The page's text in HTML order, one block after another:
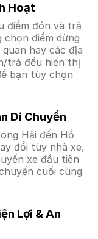
Hoạt
điểm đón và trả
chọn điểm dừng
hay các địa
trả đều hiển thị
bạn tùy chọn
Di Chuyển
Hải đến Hồ
đổi tùy nhà xe,
xe đầu tiên
cuối cùng
Lợi & An